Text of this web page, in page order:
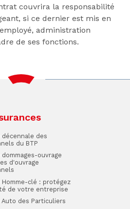
couvrira la responsabilité
si ce dernier est mis en
administration
de ses fonctions.
décennale des
du BTP
dommages-ouvrage
d'ouvrage
Homme-clé : protégez
de votre entreprise
Auto des Particuliers